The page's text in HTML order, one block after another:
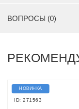
ВОПРОСЫ (0)
НОВИНКА
ID: 271563